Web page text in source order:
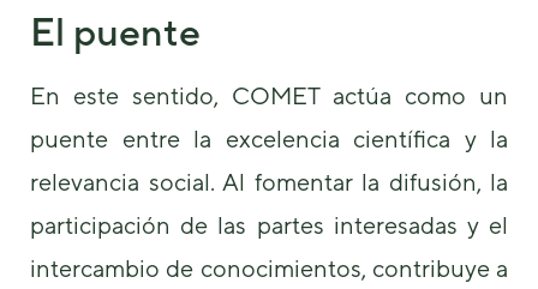
El puente
En este sentido, COMET actúa como un
puente entre la excelencia científica y la
relevancia social. Al fomentar la difusión, la
participación de las partes interesadas y el
intercambio de conocimientos, contribuye a